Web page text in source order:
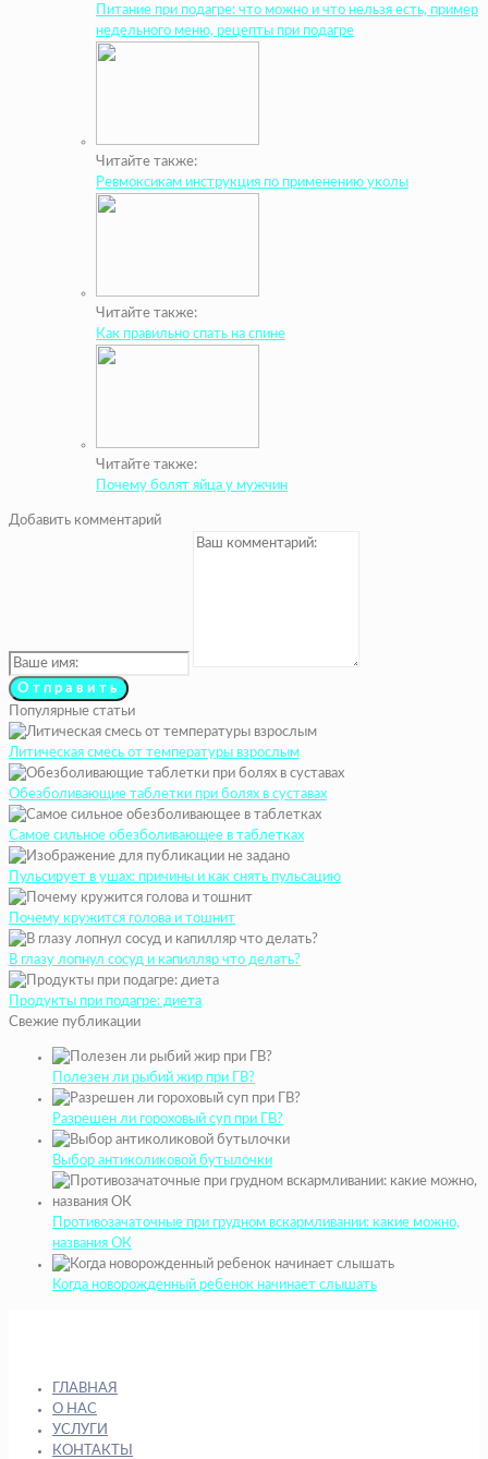
Питание при подагре: что можно и что нельзя есть, пример
недельного меню, рецепты при подагре
Читайте также:
Ревмоксикам инструкция по применению уколы
Читайте также:
Как правильно спать на спине
Читайте также:
Почему болят яйца у мужчин
Добавить комментарий
Популярные статьи
Литическая смесь от температуры взрослым
Обезболивающие таблетки при болях в суставах
Самое сильное обезболивающее в таблетках
Пульсирует в ушах: причины и как снять пульсацию
Почему кружится голова и тошнит
В глазу лопнул сосуд и капилляр что делать?
Продукты при подагре: диета
Свежие публикации
Полезен ли рыбий жир при ГВ?
Разрешен ли гороховый суп при ГВ?
Выбор антиколиковой бутылочки
Противозачаточные при грудном вскармливании: какие можно,
названия ОК
Когда новорожденный ребенок начинает слышать
ГЛАВНАЯ
О НАС
УСЛУГИ
КОНТАКТЫ